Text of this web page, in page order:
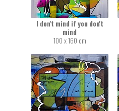
I don't mind if you don't
mind
100 x 160 cm